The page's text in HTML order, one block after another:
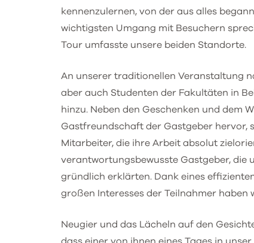
kennenzulernen, von der aus alles
wichtigsten Umgang mit Besuchern
Tour umfasste unsere beiden Standorte.
An unserer traditionellen Veranstaltung
aber auch Studenten der Fakultäten in
hinzu. Neben den Geschenken und dem
Gastfreundschaft der Gastgeber hervor,
Mitarbeiter, die ihre Arbeit absolut
verantwortungsbewusste Gastgeber, die
gründlich erklärten. Dank eines
großen Interesses der Teilnahmer
Neugier und das Lächeln auf den